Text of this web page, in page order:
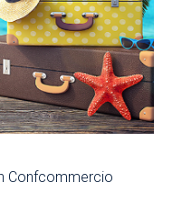
Confcommercio